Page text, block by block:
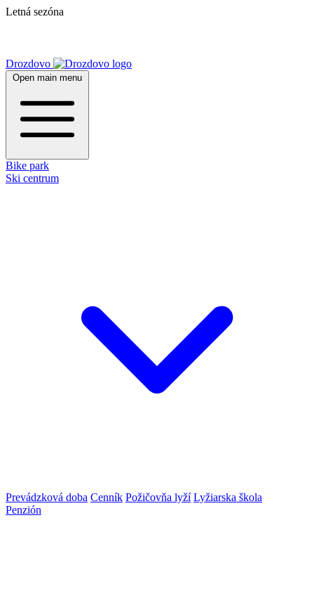
Letná sezóna
Drozdovo
Open main menu
Bike park
Ski centrum
Prevádzková doba Cenník Požičovňa lyží Lyžiarska škola
Penzión